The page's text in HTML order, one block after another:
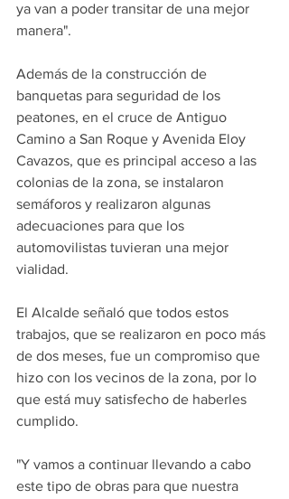
ya van a poder transitar de una mejor
manera".
Además de la construcción de
banquetas para seguridad de los
peatones, en el cruce de Antiguo
Camino a San Roque y Avenida Eloy
Cavazos, que es principal acceso a las
colonias de la zona, se instalaron
semáforos y realizaron algunas
adecuaciones para que los
automovilistas tuvieran una mejor
vialidad.
El Alcalde señaló que todos estos
trabajos, que se realizaron en poco más
de dos meses, fue un compromiso que
hizo con los vecinos de la zona, por lo
que está muy satisfecho de haberles
cumplido.
"Y vamos a continuar llevando a cabo
este tipo de obras para que nuestra